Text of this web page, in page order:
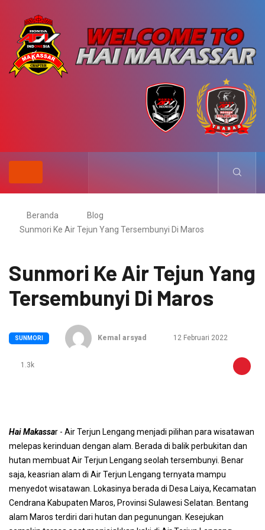
Beranda
Blog
Sunmori Ke Air Tejun Yang Tersembunyi Di Maros
Sunmori Ke Air Tejun Yang
Tersembunyi Di Maros
SUNMORI Kemal arsyad 12 Februari 2022
1.3k
Hai Makassar - Air Terjun Lengang menjadi pilihan para wisatawan
melepas kerinduan dengan alam. Berada di balik perbukitan dan
hutan membuat Air Terjun Lengang seolah tersembunyi. Benar
saja, keasrian alam di Air Terjun Lengang ternyata mampu
menyedot wisatawan. Lokasinya berada di Desa Laiya, Kecamatan
Cendrana Kabupaten Maros, Provinsi Sulawesi Selatan. Bentang
alam Maros terdiri dari hutan dan pegunungan. Kesejukan